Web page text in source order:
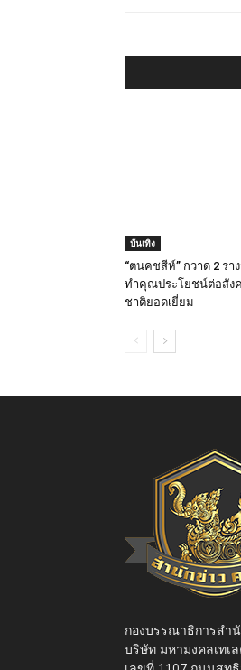
บันเทิง
“ตนคชสีห์” กวาด 2 รา
ทำคุณประโยชน์ต่อสัง
ชาติยอดเยี่ยม
กองบรรณาธิการสำ
บริษัท มหามงคลเทเ